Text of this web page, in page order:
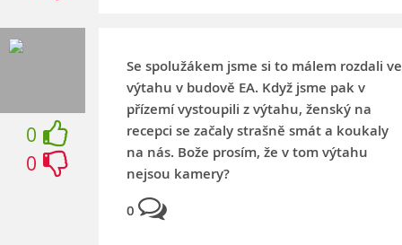
0
0
Se spolužákem jsme si to málem rozdali ve
výtahu v budově EA. Když jsme pak v
přízemí vystoupili z výtahu, ženský na
recepci se začaly strašně smát a koukaly
na nás. Bože prosím, že v tom výtahu
nejsou kamery?
0